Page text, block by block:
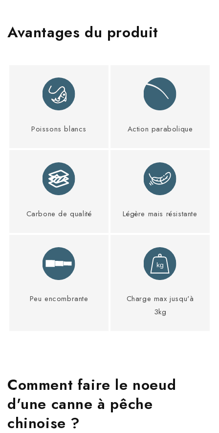
Avantages du produit
Poissons blancs Action parabolique
Carbone de qualité Légère mais résistante
Peu encombrante
Charge max jusqu'à
3kg
Comment faire le noeud
d'une canne à pêche
chinoise ?